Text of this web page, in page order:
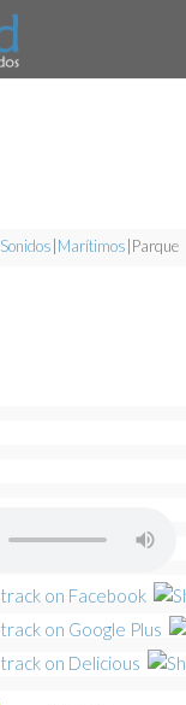
Sonidos Marítimos Parque